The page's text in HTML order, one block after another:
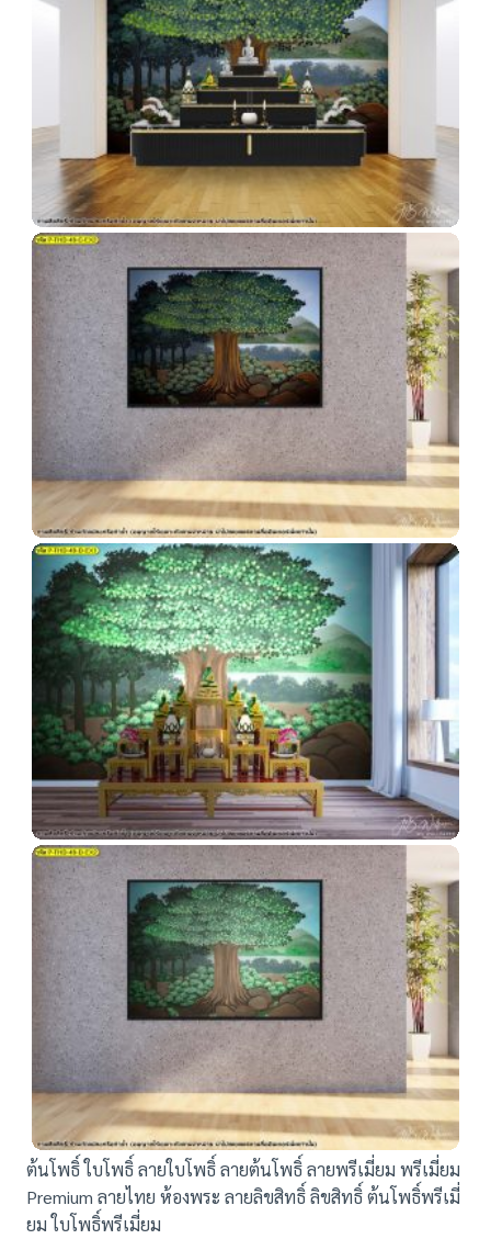
ต้นโพธิ์ ใบโพธิ์ ลายใบโพธิ์ ลายต้นโพธิ์ ลายพรีเมี่ยม พรีเมี่ยม
Premium ลายไทย ห้องพระ ลายลิขสิทธิ์ ลิขสิทธิ์ ต้นโพธิ์พรีเมี่
ยม ใบโพธิ์พรีเมี่ยม